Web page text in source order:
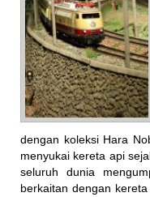
dengan koleksi Hara
menyukai kereta api
seluruh dunia
berkaitan dengan